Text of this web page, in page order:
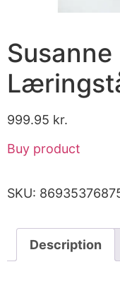
999.95 kr.
Buy product
SKU:
Description